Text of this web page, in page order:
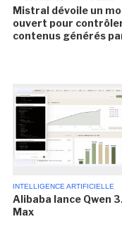
Mistral dévoile un
ouvert pour
contenus générés
INTELLIGENCE ARTIFICIELLE
Alibaba lance Qwen
Max